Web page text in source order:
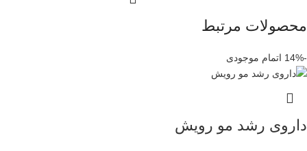
محصولات مرتبط
-14% اتمام موجودی
داروی رشد مو رویش